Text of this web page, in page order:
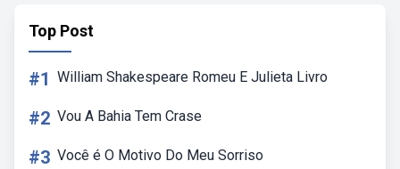
Top Post
#1 William Shakespeare Romeu E Julieta Livro
#2 Vou A Bahia Tem Crase
#3 Você é O Motivo Do Meu Sorriso